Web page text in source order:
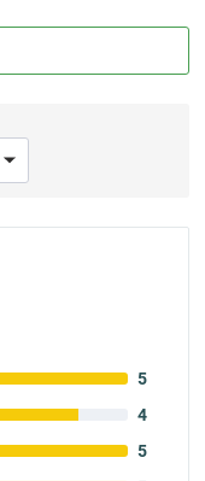
5
4
5